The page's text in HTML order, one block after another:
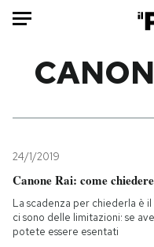
Mondo
Politica
Tecnologia
Internet
24/1/2019
Canone Rai: come
La scadenza per chiederla è il
ci sono delle limitazioni: se
potete essere esentati